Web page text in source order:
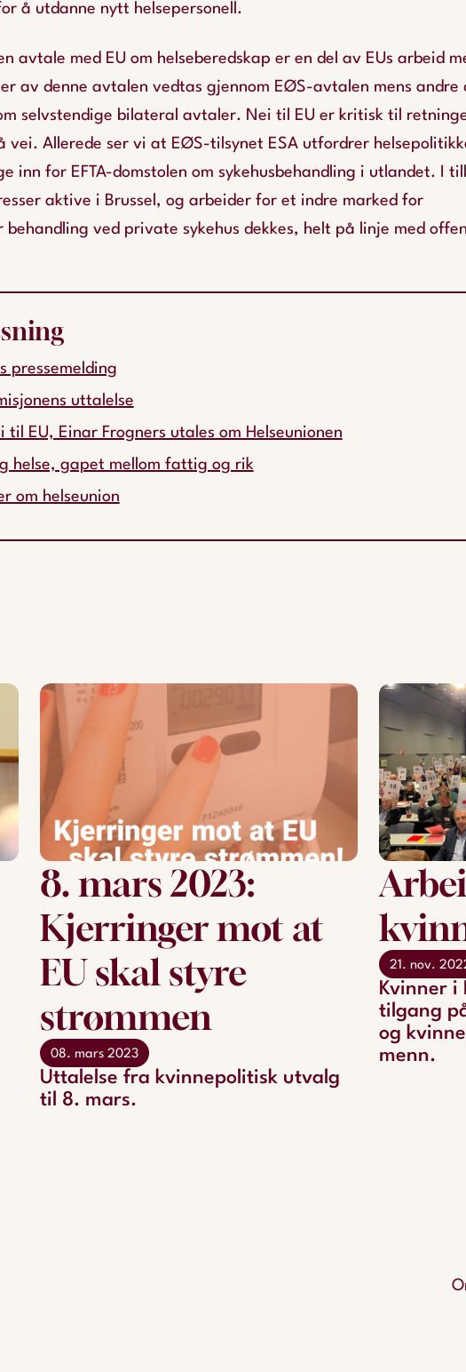
å utdanne nytt helsepersonell.
avtale med EU om helseberedskap er en del av EUs arbeid
av denne avtalen vedtas gjennom EØS-avtalen mens andre
selvstendige bilateral avtaler. Nei til EU er kritisk til
vei. Allerede ser vi at EØS-tilsynet ESA utfordrer
inn for EFTA-domstolen om sykehusbehandling i utlandet. I
aktive i Brussel, og arbeider for et indre marked for
behandling ved private sykehus dekkes, helt på linje med
pressemelding
uttalelse
til EU, Einar Frogners utales om Helseunionen
helse, gapet mellom fattig og rik
om helseunion
8. mars 2023:
Kjerringer mot at
EU skal styre
strømmen
08. mars 2023
Uttalelse fra kvinnepolitisk utvalg
til 8. mars.
21. nov.
Kvinner i
tilgang
og
menn.